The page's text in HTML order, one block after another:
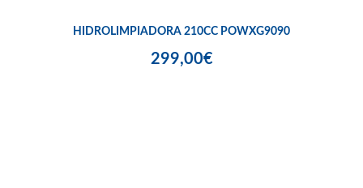
HIDROLIMPIADORA 210CC POWXG9090
299,00€